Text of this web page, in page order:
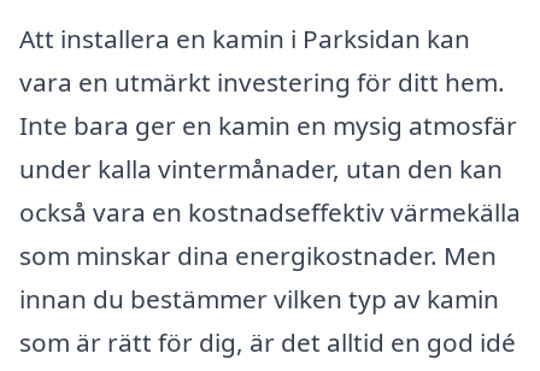
Att installera en kamin i Parksidan kan
vara en utmärkt investering för ditt hem.
Inte bara ger en kamin en mysig atmosfär
under kalla vintermånader, utan den kan
också vara en kostnadseffektiv värmekälla
som minskar dina energikostnader. Men
innan du bestämmer vilken typ av kamin
som är rätt för dig, är det alltid en god idé